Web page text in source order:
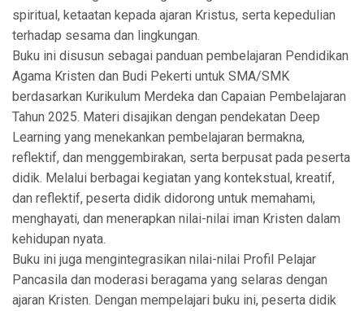
spiritual, ketaatan kepada ajaran Kristus, serta kepedulian
terhadap sesama dan lingkungan.
Buku ini disusun sebagai panduan pembelajaran Pendidikan
Agama Kristen dan Budi Pekerti untuk SMA/SMK
berdasarkan Kurikulum Merdeka dan Capaian Pembelajaran
Tahun 2025. Materi disajikan dengan pendekatan Deep
Learning yang menekankan pembelajaran bermakna,
reflektif, dan menggembirakan, serta berpusat pada peserta
didik. Melalui berbagai kegiatan yang kontekstual, kreatif,
dan reflektif, peserta didik didorong untuk memahami,
menghayati, dan menerapkan nilai-nilai iman Kristen dalam
kehidupan nyata.
Buku ini juga mengintegrasikan nilai-nilai Profil Pelajar
Pancasila dan moderasi beragama yang selaras dengan
ajaran Kristen. Dengan mempelajari buku ini, peserta didik